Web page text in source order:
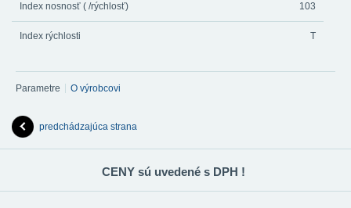
Index nosnosť ( /rýchlosť) 103
Index rýchlosti T
Parametre O výrobcovi
predchádzajúca strana
CENY sú uvedené s DPH !